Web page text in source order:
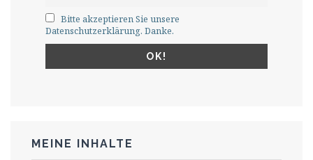
Bitte akzeptieren Sie unsere
Datenschutzerklärung. Danke.
MEINE INHALTE